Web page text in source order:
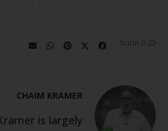
0 תגובות
CHAIM KRAMER
Kramer is largely